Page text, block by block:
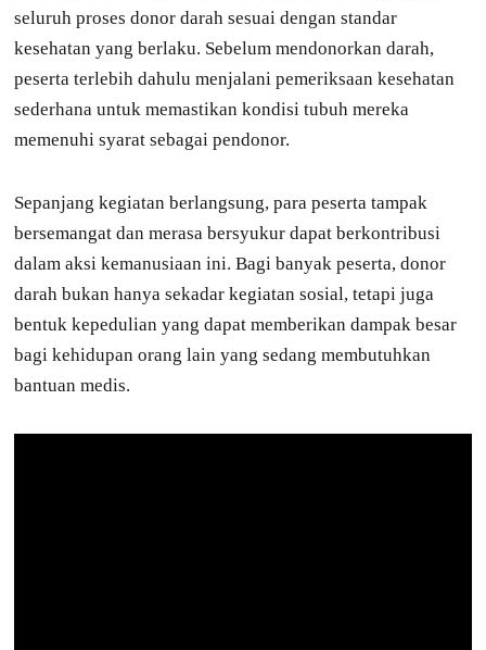
seluruh proses donor darah sesuai dengan standar
kesehatan yang berlaku. Sebelum mendonorkan darah,
peserta terlebih dahulu menjalani pemeriksaan kesehatan
sederhana untuk memastikan kondisi tubuh mereka
memenuhi syarat sebagai pendonor.
Sepanjang kegiatan berlangsung, para peserta tampak
bersemangat dan merasa bersyukur dapat berkontribusi
dalam aksi kemanusiaan ini. Bagi banyak peserta, donor
darah bukan hanya sekadar kegiatan sosial, tetapi juga
bentuk kepedulian yang dapat memberikan dampak besar
bagi kehidupan orang lain yang sedang membutuhkan
bantuan medis.